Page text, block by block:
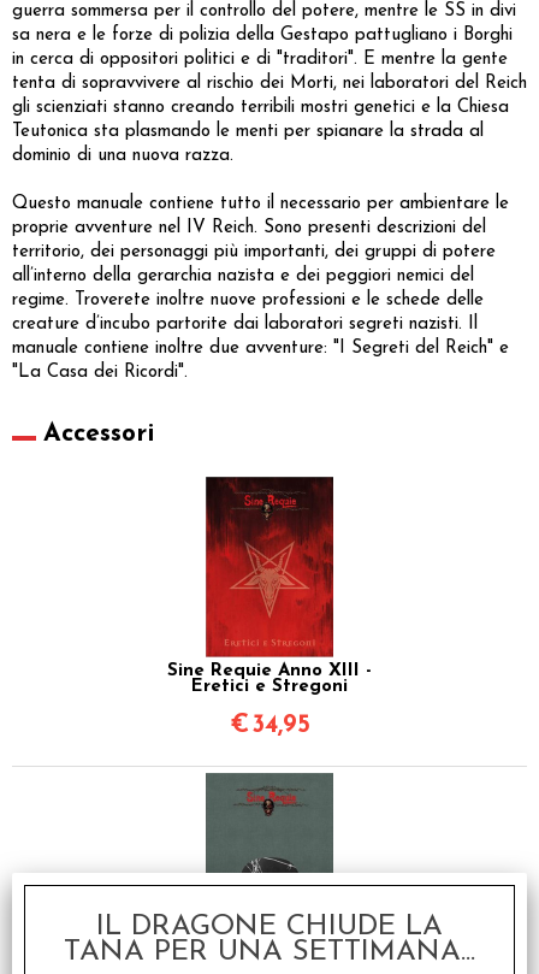
guerra sommersa per il controllo del potere, mentre le SS in divi
sa nera e le forze di polizia della Gestapo pattugliano i Borghi
in cerca di oppositori politici e di "traditori". E mentre la gente
tenta di sopravvivere al rischio dei Morti, nei laboratori del Reich
gli scienziati stanno creando terribili mostri genetici e la Chiesa
Teutonica sta plasmando le menti per spianare la strada al
dominio di una nuova razza.
Questo manuale contiene tutto il necessario per ambientare le
proprie avventure nel IV Reich. Sono presenti descrizioni del
territorio, dei personaggi più importanti, dei gruppi di potere
all’interno della gerarchia nazista e dei peggiori nemici del
regime. Troverete inoltre nuove professioni e le schede delle
creature d’incubo partorite dai laboratori segreti nazisti. Il
manuale contiene inoltre due avventure: "I Segreti del Reich" e
"La Casa dei Ricordi".
Accessori
Sine Requie Anno XIII -
Eretici e Stregoni
€34,95
Sine Requie Anno XIII -
IL DRAGONE CHIUDE LA
TANA PER UNA SETTIMANA...